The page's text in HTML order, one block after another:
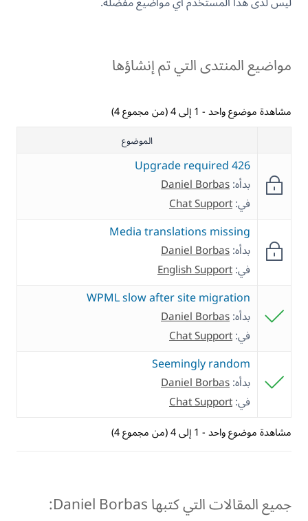
مواضيع المنتدى التي تم إنشاؤها
مشاهدة موضوع واحد - 1 إلى 4 (من مجموع 4)
الموضوع
426 Upgrade required
بدأه:Daniel Borbas
في:Chat Support
Media translations missing
بدأه:Daniel Borbas
في:English Support
WPML slow after site migration
بدأه:Daniel Borbas
في:Chat Support
Seemingly random
بدأه:Daniel Borbas
في:Chat Support
مشاهدة موضوع واحد - 1 إلى 4 (من مجموع 4)
جميع المقالات التي كتبها Daniel Borbas: